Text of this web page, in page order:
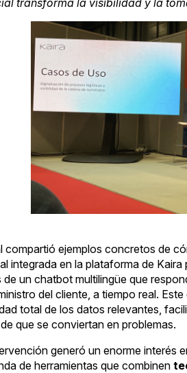
transforma la visibilidad y la
compartió ejemplos concretos de
integrada en la plataforma de Kaira
de un chatbot multilingüe que
del cliente, a tiempo real.
total de los datos relevantes,
que se conviertan en problemas.
generó un enorme interés
de herramientas que combinen